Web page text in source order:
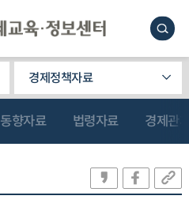
경제정책자료
동향자료 법령자료 경제관